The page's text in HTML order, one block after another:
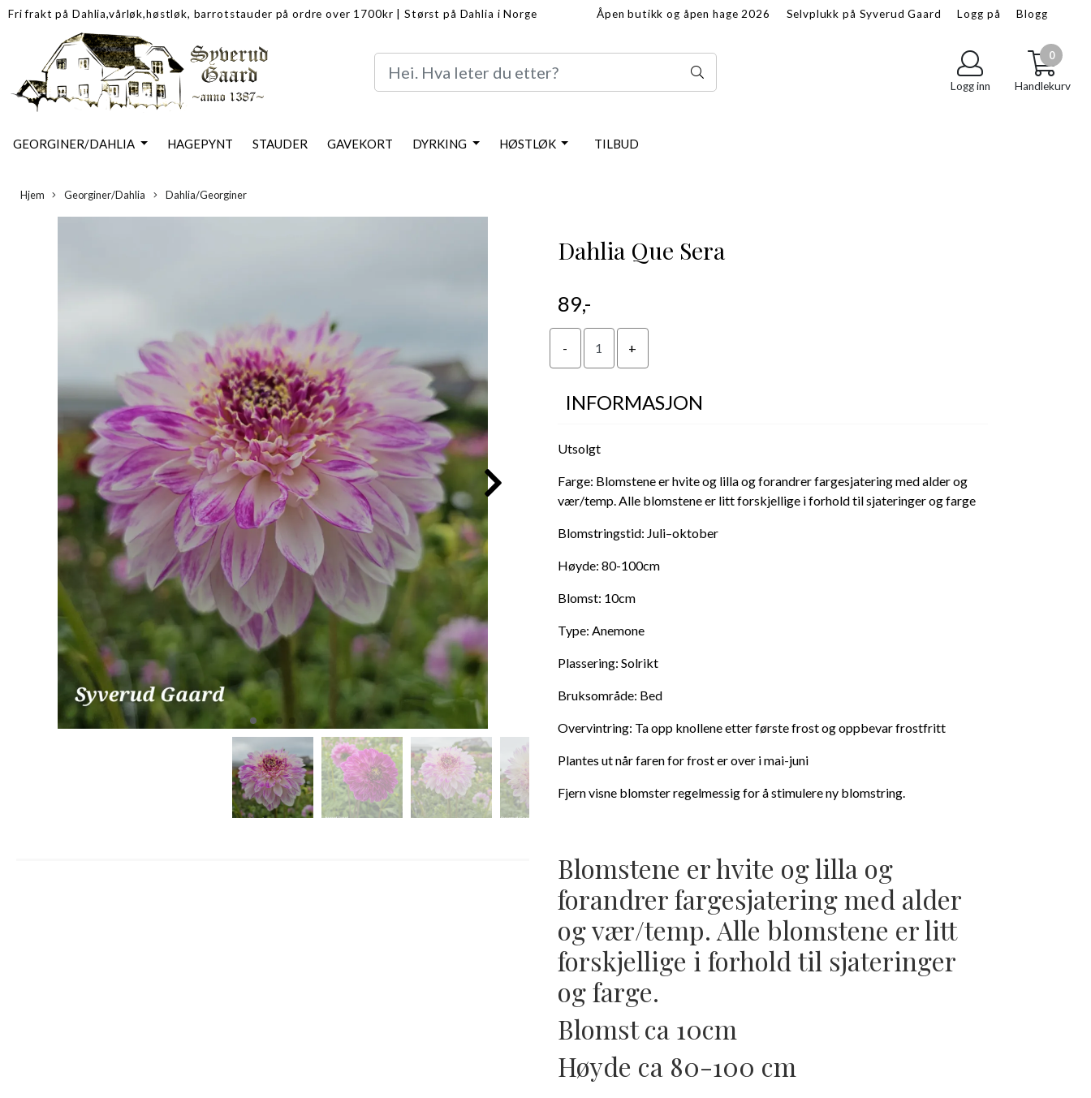
Fri frakt på Dahlia,vårløk,høstløk, barrotstauder på ordre over 1700kr |Størst på Dahlia i Norge Åpen butikk og åpen hage 2026 Selvplukk på Syverud Gaard Logg på
Blogg
Logg inn
0
Handlekurv
GEORGINER/DAHLIA HAGEPYNT STAUDER GAVEKORT DYRKING HØSTLØK TILBUD
Hjem Georginer/Dahlia Dahlia/Georginer
Dahlia Que Sera
89,-
INFORMASJON
Utsolgt
Farge: Blomstene er hvite og lilla og forandrer fargesjatering med alder og
vær/temp. Alle blomstene er litt forskjellige i forhold til sjateringer og farge
Blomstringstid: Juli–oktober
Høyde: 80-100cm
Blomst: 10cm
Type: Anemone
Plassering: Solrikt
Bruksområde: Bed
Overvintring: Ta opp knollene etter første frost og oppbevar frostfritt
Plantes ut når faren for frost er over i mai-juni
Fjern visne blomster regelmessig for å stimulere ny blomstring.
Blomstene er hvite og lilla og
forandrer fargesjatering med alder
og vær/temp. Alle blomstene er litt
forskjellige i forhold til sjateringer
og farge.
Blomst ca 10cm
Høyde ca 80-100 cm